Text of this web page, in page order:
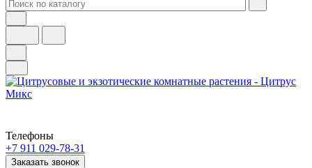
Телефоны
+7 911 029-78-31
Заказать звонок